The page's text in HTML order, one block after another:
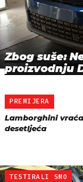
Zbog suše:
proizvodnju
PREMIJERA
Lamborghini
desetljeća
TESTIRALI SMO